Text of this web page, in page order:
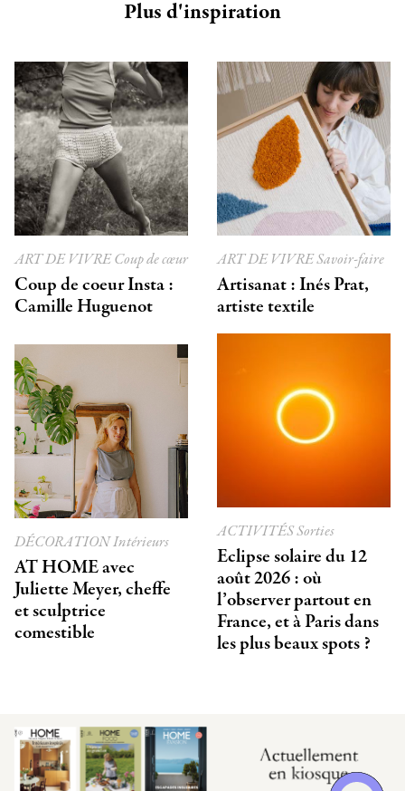
Plus d'inspiration
ART DE VIVRECoup de cœur
Coup de coeur Insta :
Camille Huguenot
ART DE VIVRESavoir-faire
Artisanat : Inés Prat,
artiste textile
DÉCORATIONIntérieurs
AT HOME avec
Juliette Meyer, cheffe
et sculptrice
comestible
ACTIVITÉSSorties
Eclipse solaire du 12
août 2026 : où
l’observer partout en
France, et à Paris dans
les plus beaux spots ?